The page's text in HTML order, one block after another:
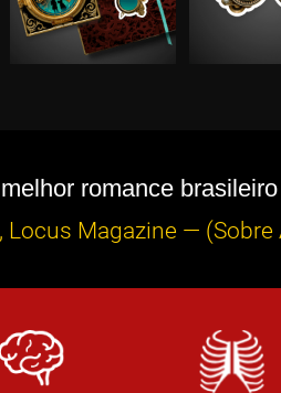
romance
Locus Magazine —